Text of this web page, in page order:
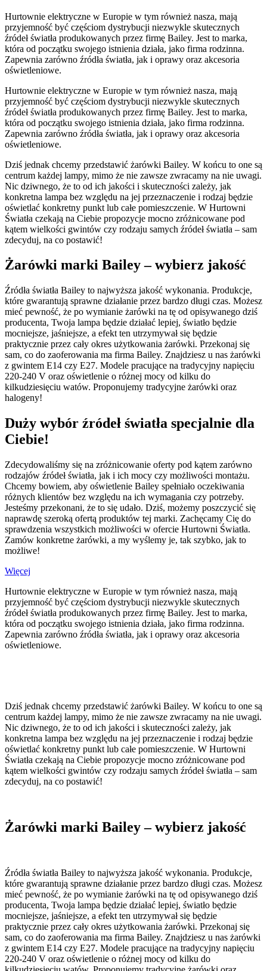
Hurtownie elektryczne w Europie w tym również nasza, mają
przyjemność być częściom dystrybucji niezwykle skutecznych
źródeł światła produkowanych przez firmę Bailey. Jest to marka,
która od początku swojego istnienia działa, jako firma rodzinna.
Zapewnia zarówno źródła światła, jak i oprawy oraz akcesoria
oświetleniowe.
Hurtownie elektryczne w Europie w tym również nasza, mają
przyjemność być częściom dystrybucji niezwykle skutecznych
źródeł światła produkowanych przez firmę Bailey. Jest to marka,
która od początku swojego istnienia działa, jako firma rodzinna.
Zapewnia zarówno źródła światła, jak i oprawy oraz akcesoria
oświetleniowe.
Dziś jednak chcemy przedstawić żarówki Bailey. W końcu to one są
centrum każdej lampy, mimo że nie zawsze zwracamy na nie uwagi.
Nic dziwnego, że to od ich jakości i skuteczności zależy, jak
konkretna lampa bez względu na jej przeznaczenie i rodzaj będzie
oświetlać konkretny punkt lub całe pomieszczenie. W Hurtowni
Światła czekają na Ciebie propozycje mocno zróżnicowane pod
kątem wielkości gwintów czy rodzaju samych źródeł światła – sam
zdecyduj, na co postawić!
Żarówki marki Bailey – wybierz jakość
Źródła światła Bailey to najwyższa jakość wykonania. Produkcje,
które gwarantują sprawne działanie przez bardzo długi czas. Możesz
mieć pewność, że po wymianie żarówki na tę od opisywanego dziś
producenta, Twoja lampa będzie działać lepiej, światło będzie
mocniejsze, jaśniejsze, a efekt ten utrzymywał się będzie
praktycznie przez cały okres użytkowania żarówki. Przekonaj się
sam, co do zaoferowania ma firma Bailey. Znajdziesz u nas żarówki
z gwintem E14 czy E27. Modele pracujące na tradycyjny napięciu
220-240 V oraz oświetlenie o różnej mocy od kilku do
kilkudziesięciu watów. Proponujemy tradycyjne żarówki oraz
halogeny!
Duży wybór źródeł światła specjalnie dla
Ciebie!
Zdecydowaliśmy się na zróżnicowanie oferty pod kątem zarówno
rodzajów źródeł światła, jak i ich mocy czy możliwości montażu.
Chcemy bowiem, aby oświetlenie Bailey spełniało oczekiwania
różnych klientów bez względu na ich wymagania czy potrzeby.
Jesteśmy przekonani, że to się udało. Dziś, możemy poszczycić się
naprawdę szeroką ofertą produktów tej marki. Zachęcamy Cię do
sprawdzenia wszystkich możliwości w ofercie Hurtowni Światła.
Zamów konkretne żarówki, a my wyślemy je, tak szybko, jak to
możliwe!
Więcej
Hurtownie elektryczne w Europie w tym również nasza, mają
przyjemność być częściom dystrybucji niezwykle skutecznych
źródeł światła produkowanych przez firmę Bailey. Jest to marka,
która od początku swojego istnienia działa, jako firma rodzinna.
Zapewnia zarówno źródła światła, jak i oprawy oraz akcesoria
oświetleniowe.
Dziś jednak chcemy przedstawić żarówki Bailey. W końcu to one są
centrum każdej lampy, mimo że nie zawsze zwracamy na nie uwagi.
Nic dziwnego, że to od ich jakości i skuteczności zależy, jak
konkretna lampa bez względu na jej przeznaczenie i rodzaj będzie
oświetlać konkretny punkt lub całe pomieszczenie. W Hurtowni
Światła czekają na Ciebie propozycje mocno zróżnicowane pod
kątem wielkości gwintów czy rodzaju samych źródeł światła – sam
zdecyduj, na co postawić!
Żarówki marki Bailey – wybierz jakość
Źródła światła Bailey to najwyższa jakość wykonania. Produkcje,
które gwarantują sprawne działanie przez bardzo długi czas. Możesz
mieć pewność, że po wymianie żarówki na tę od opisywanego dziś
producenta, Twoja lampa będzie działać lepiej, światło będzie
mocniejsze, jaśniejsze, a efekt ten utrzymywał się będzie
praktycznie przez cały okres użytkowania żarówki. Przekonaj się
sam, co do zaoferowania ma firma Bailey. Znajdziesz u nas żarówki
z gwintem E14 czy E27. Modele pracujące na tradycyjny napięciu
220-240 V oraz oświetlenie o różnej mocy od kilku do